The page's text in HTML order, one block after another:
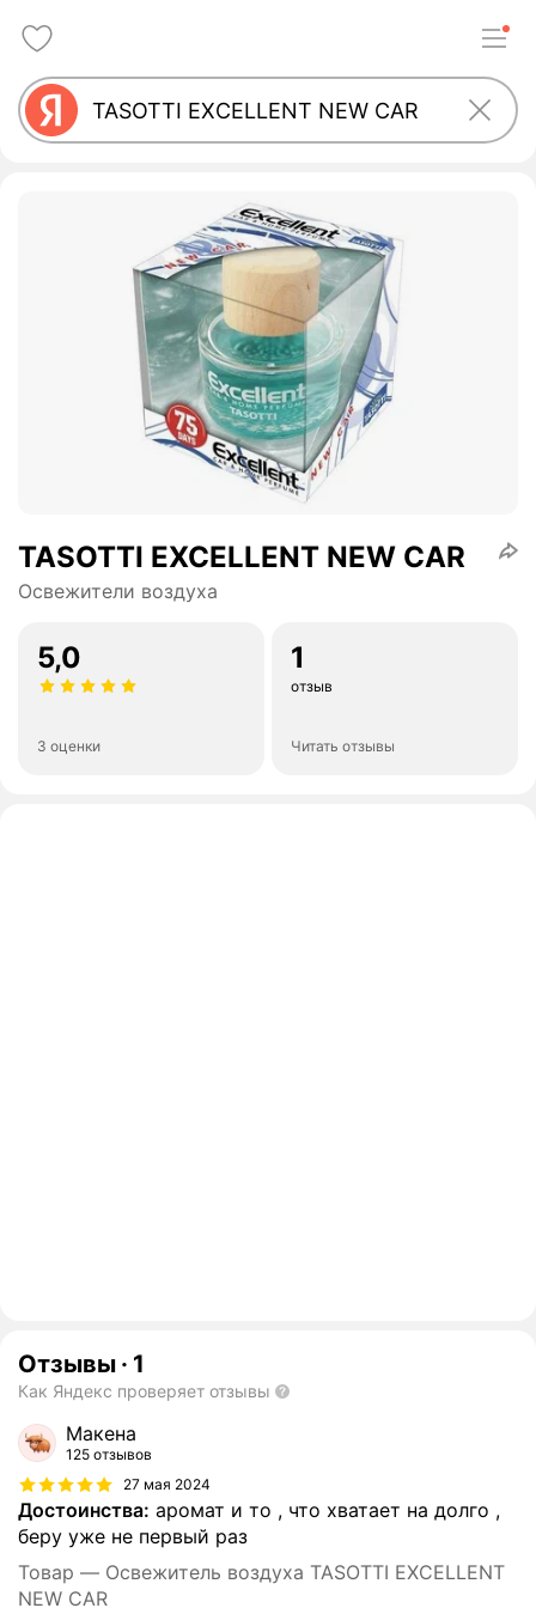
TASOTTI EXCELLENT NEW CAR
Освежители воздуха
5,0
3 оценки
1
отзыв
Читать отзывы
Отзывы · 1
Как Яндекс проверяет отзывы
Макена
125 отзывов
27 мая 2024
Достоинства: аромат и то , что хватает на долго ,
беру уже не первый раз
Товар — Освежитель воздуха TASOTTI EXCELLENT
NEW CAR